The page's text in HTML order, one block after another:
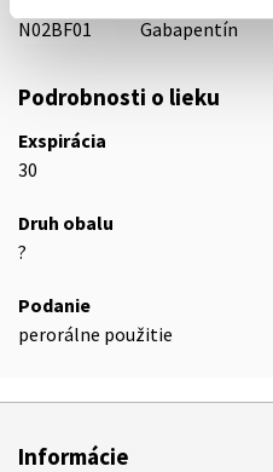
N02BF01
Gabapentín
Podrobnosti o lieku
Exspirácia
30
Druh obalu
?
Podanie
perorálne použitie
Informácie